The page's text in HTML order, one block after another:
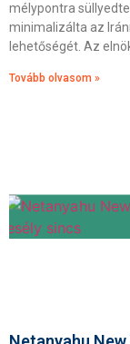
mélypontra
minimalizálta az
lehetőségét. Az
Tovább olvasom »